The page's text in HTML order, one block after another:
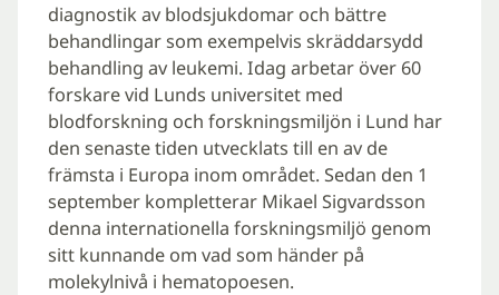
diagnostik av blodsjukdomar och bättre
behandlingar som exempelvis skräddarsydd
behandling av leukemi. Idag arbetar över 60
forskare vid Lunds universitet med
blodforskning och forskningsmiljön i Lund har
den senaste tiden utvecklats till en av de
främsta i Europa inom området. Sedan den 1
september kompletterar Mikael Sigvardsson
denna internationella forskningsmiljö genom
sitt kunnande om vad som händer på
molekylnivå i hematopoesen.